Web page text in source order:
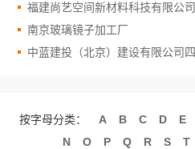
福建尚艺空间新材料科技有限公司
南京玻璃镜子加工厂
中蓝建投（北京）建设有限公司
按字母分类： A B C D E
N
O P Q R S T